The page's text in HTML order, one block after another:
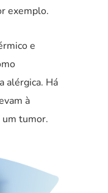
exemplo.
e
alérgica. Há
à
um tumor.